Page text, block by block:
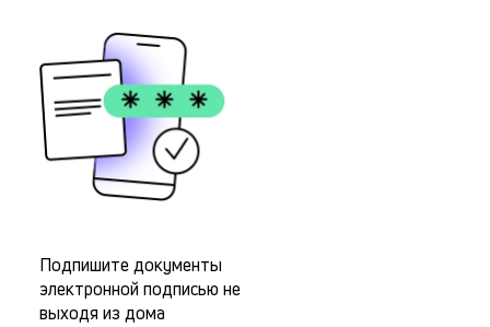
Подпишите документы
электронной подписью не
выходя из дома